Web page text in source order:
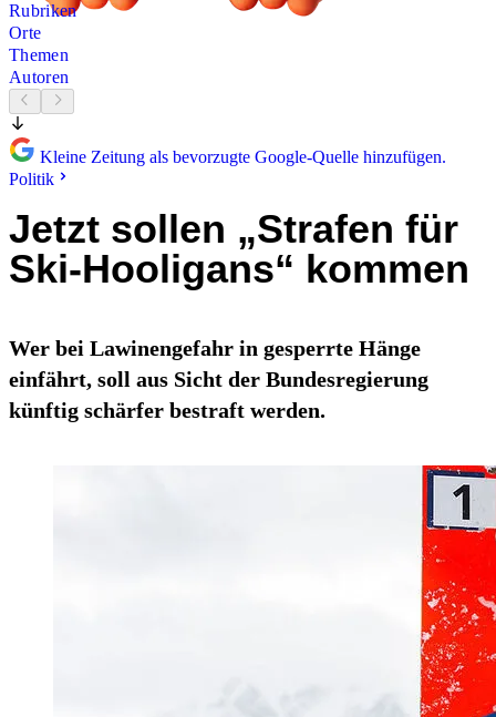
Rubriken
Orte
Themen
Autoren
Kleine Zeitung als bevorzugte Google-Quelle hinzufügen.
Politik
Jetzt sollen „Strafen für
Ski-Hooligans“ kommen
Wer bei Lawinengefahr in gesperrte Hänge
einfährt, soll aus Sicht der Bundesregierung
künftig schärfer bestraft werden.